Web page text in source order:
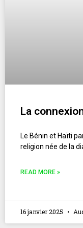
La
Le Bénin et Haïti
religion née de la
READ MORE »
16 janvier 2025